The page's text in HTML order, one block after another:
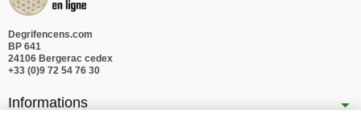
Degrifencens.com
BP 641
24106 Bergerac cedex
+33 (0)9 72 54 76 30
Informations